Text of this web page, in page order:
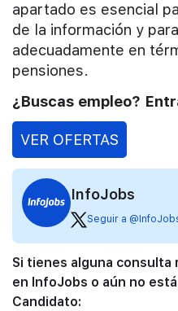
apartado es esencial
de la información y
adecuadamente en
pensiones.
¿Buscas empleo?
VER OFERTAS
InfoJobs
Seguir a
Si tienes alguna
en InfoJobs o aún no
Candidato: